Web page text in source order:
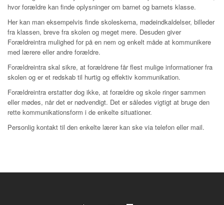
hvor forældre kan finde oplysninger om barnet og barnets klasse.
Her kan man eksempelvis finde skoleskema, mødeindkaldelser, billeder
fra klassen, breve fra skolen og meget mere. Desuden giver
Forældreintra mulighed for på en nem og enkelt måde at kommunikere
med lærere eller andre forældre.
Forældreintra skal sikre, at forældrene får flest mulige informationer fra
skolen og er et redskab til hurtig og effektiv kommunikation.
Forældreintra erstatter dog ikke, at forældre og skole ringer sammen
eller mødes, når det er nødvendigt. Det er således vigtigt at bruge den
rette kommunikationsform i de enkelte situationer.
Personlig kontakt til den enkelte lærer kan ske via telefon eller mail.